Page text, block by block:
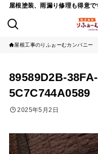
屋根塗装、雨漏り修理も得意
屋根工事のりふぉーむカンパニー
89589D2B-
5C7C744A0589
2025年5月2日